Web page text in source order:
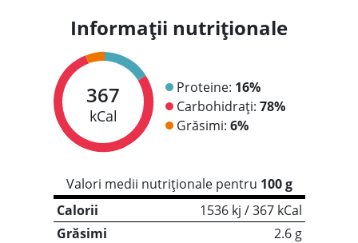
Informații nutriționale
367
kCal
Proteine: 16%
Carbohidrați: 78%
Grăsimi: 6%
Valori medii nutriționale pentru 100 g
Calorii
1536 kj / 367 kCal
Grăsimi
2.6 g